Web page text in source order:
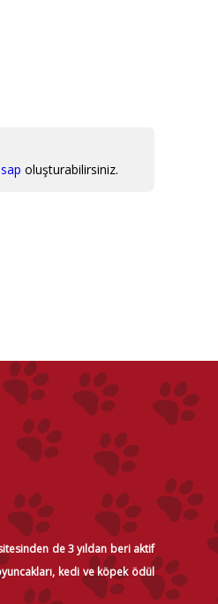
oluşturabilirsiniz.
de 3 yıldan beri aktif
kedi ve köpek ödül